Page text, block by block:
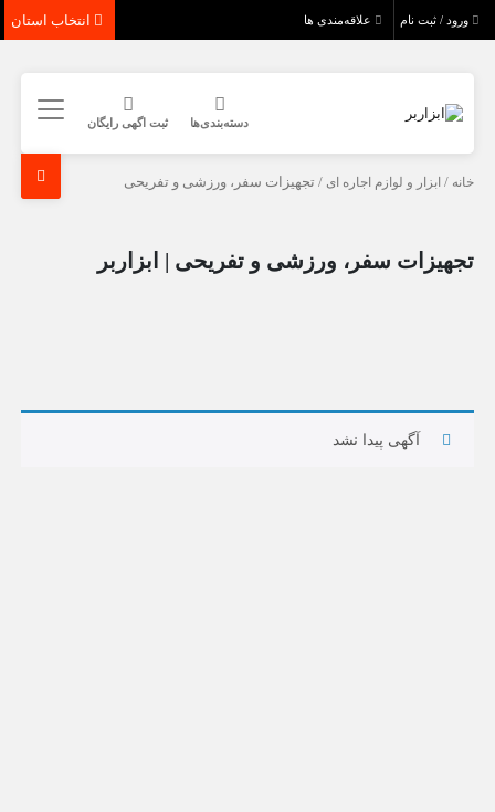
ورود / ثبت نام علاقه‌مندی ها
دسته‌بندی‌ها ثبت اگهی رایگان
خانه / ابزار و لوازم اجاره ای / تجهیزات سفر، ورزشی و تفریحی
تجهیزات سفر، ورزشی و تفریحی | ابزاربر
آگهی پیدا نشد